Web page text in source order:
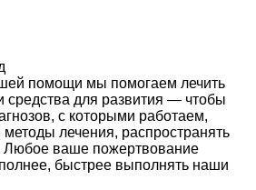
помощи мы помогаем лечить
средства для развития — чтобы
с которыми работаем,
лечения, распространять
Любое ваше пожертвование
быстрее выполнять наши